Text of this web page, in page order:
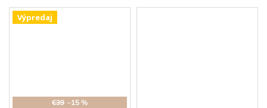
Výpredaj
€39 –15 %